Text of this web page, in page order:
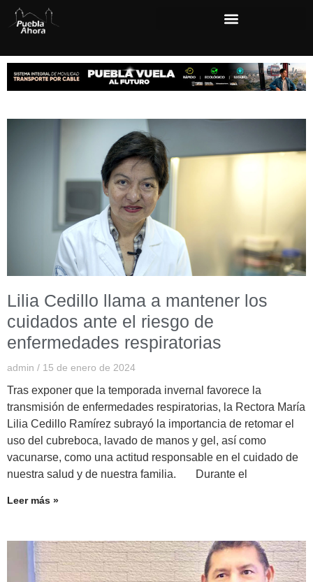
Lilia Cedillo llama a mantener los
cuidados ante el riesgo de
enfermedades respiratorias
admin 15 de enero de 2024
Tras exponer que la temporada invernal favorece la
transmisión de enfermedades respiratorias, la Rectora María
Lilia Cedillo Ramírez subrayó la importancia de retomar el
uso del cubreboca, lavado de manos y gel, así como
vacunarse, como una actitud responsable en el cuidado de
nuestra salud y de nuestra familia. Durante el
Leer más »